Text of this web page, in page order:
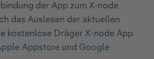
der App zum X-node
das Auslesen der aktuellen
kostenlose Dräger X-node App
Appstore und Google